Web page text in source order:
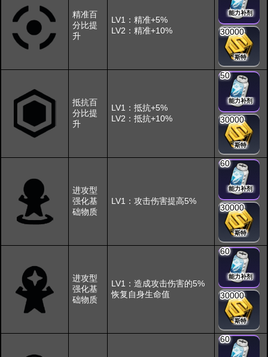
精准百
分比提
升
LV1：精准+5%
LV2：精准+10%
能力补剂
30000
斯特
抵抗百
分比提
升
LV1：抵抗+5%
LV2：抵抗+10%
50
能力补剂
30000
斯特
进攻型
强化基
础物质
LV1：攻击伤害提高5%
60
能力补剂
30000
斯特
进攻型
强化基
础物质
LV1：造成攻击伤害的5%
恢复自身生命值
60
能力补剂
30000
斯特
60